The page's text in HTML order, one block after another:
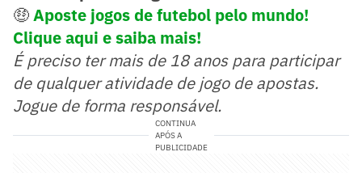
🤑Aposte jogos de futebol pelo mundo!
Clique aqui e saiba mais!
É preciso ter mais de 18 anos para participar
de qualquer atividade de jogo de apostas.
Jogue de forma responsável.
CONTINUA
APÓS A
PUBLICIDADE